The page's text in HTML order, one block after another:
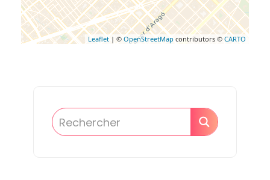
Leaflet | © OpenStreetMap contributors © CARTO